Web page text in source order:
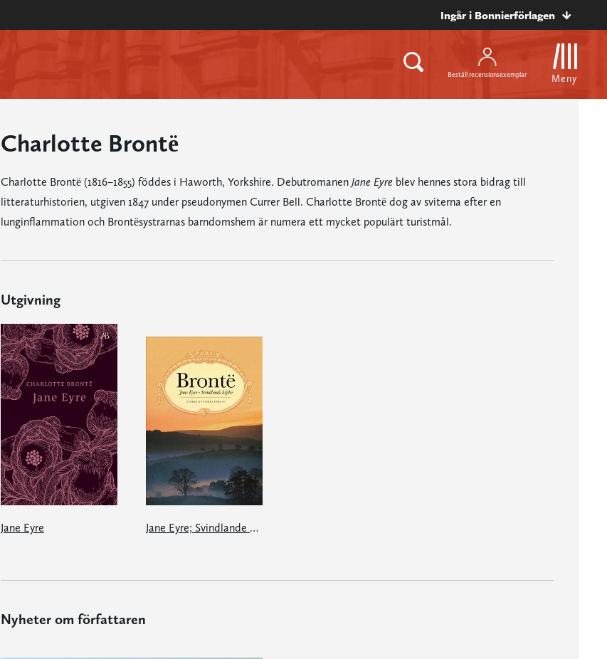
Ingår i Bonnierförlagen
Beställ recensionsexemplar Meny
Charlotte Brontë
Charlotte Brontë (1816–1855) föddes i Haworth, Yorkshire. Debutromanen Jane Eyreblev hennes stora bidrag till
litteraturhistorien, utgiven 1847 under pseudonymen Currer Bell. Charlotte Brontë dog av sviterna efter en
lunginflammation och Brontësystrarnas barndomshem är numera ett mycket populärt turistmål.
Utgivning
Jane Eyre Jane Eyre; Svindlande höjder
Nyheter om författaren